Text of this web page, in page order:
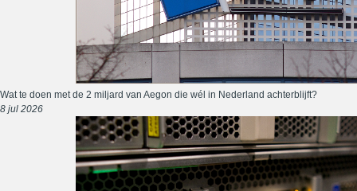
Wat te doen met de 2 miljard van Aegon die wél in Nederland achterblijft?
8 jul 2026